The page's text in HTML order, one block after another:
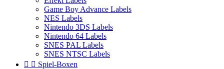
Game Boy Advance Labels
NES Labels
Nintendo 3DS Labels
Nintendo 64 Labels
SNES PAL Labels
SNES NTSC Labels
  Spiel-Boxen